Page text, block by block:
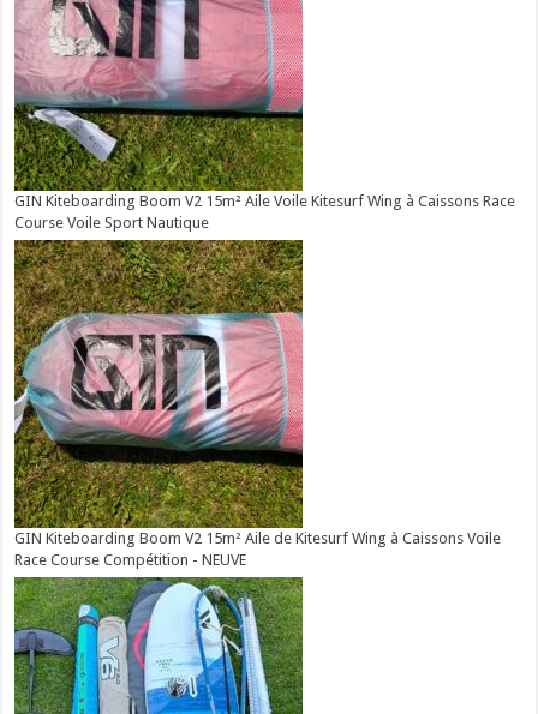
GIN Kiteboarding Boom V2 15m² Aile Voile Kitesurf Wing à Caissons Race
Course Voile Sport Nautique
GIN Kiteboarding Boom V2 15m² Aile de Kitesurf Wing à Caissons Voile
Race Course Compétition - NEUVE